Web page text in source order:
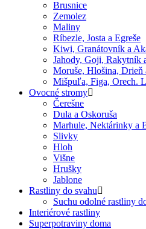
Brusnice
Zemolez
Maliny
Ríbezle, Josta a Egreše
Kiwi, Granátovník a
Jahody, Goji, Rakytník
Moruše, Hlošina, Drieň
Mišpuľa, Figa, Orech.
Ovocné stromy
Čerešne
Dula a Oskoruša
Marhule, Nektárinky a
Slivky
Hloh
Višne
Hrušky
Jablone
Rastliny do svahu
Suchu odolné rastliny
Interiérové rastliny
Superpotraviny doma